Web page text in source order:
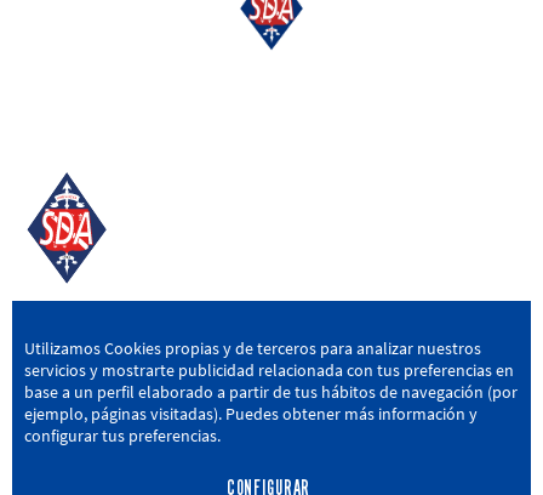
SD AMOREBIETA
San Miguel Kalea, 16, 48340 Amorebieta, Bizkaia
946 604 751 | sda@sdamorebieta.eus
Utilizamos Cookies propias y de terceros para analizar nuestros
servicios y mostrarte publicidad relacionada con tus preferencias en
base a un perfil elaborado a partir de tus hábitos de navegación (por
ejemplo, páginas visitadas). Puedes obtener más información y
configurar tus preferencias.
CONFIGURAR